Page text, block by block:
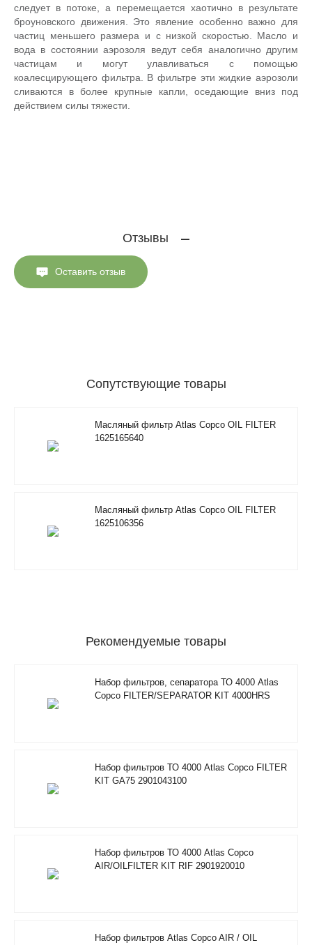
следует в потоке, а перемещается хаотично в результате
броуновского движения. Это явление особенно важно для
частиц меньшего размера и с низкой скоростью. Масло и
вода в состоянии аэрозоля ведут себя аналогично другим
частицам и могут улавливаться с помощью
коалесцирующего фильтра. В фильтре эти жидкие аэрозоли
сливаются в более крупные капли, оседающие вниз под
действием силы тяжести.
Отзывы
Оставить отзыв
Сопутствующие товары
Масляный фильтр Atlas Copco OIL FILTER
1625165640
Масляный фильтр Atlas Copco OIL FILTER
1625106356
Рекомендуемые товары
Набор фильтров, сепаратора ТО 4000 Atlas
Copco FILTER/SEPARATOR KIT 4000HRS
Набор фильтров ТО 4000 Atlas Copco FILTER
KIT GA75 2901043100
Набор фильтров ТО 4000 Atlas Copco
AIR/OILFILTER KIT RIF 2901920010
Набор фильтров Atlas Copco AIR / OIL